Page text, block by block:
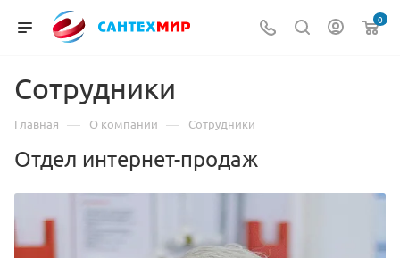
0
Сотрудники
Главная — О компании — Сотрудники
Отдел интернет-продаж